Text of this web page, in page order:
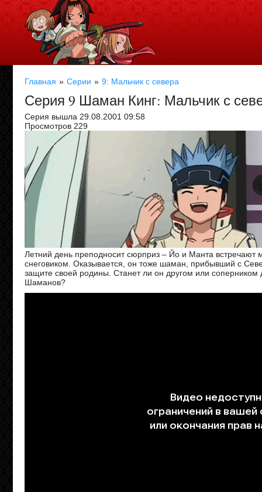
Главная Серии 9: Мальчик с севера
Серия 9 Шаман Кинг: Мальчик с
Серия вышла 29.08.2001 09:58
Просмотров 229
Летний день преподносит сюрприз – Йо и Манта встречают
снеговиком. Оказывается, он тоже шаман, прибывший с
защите своей родины. Станет ли он другом или
Шаманов?